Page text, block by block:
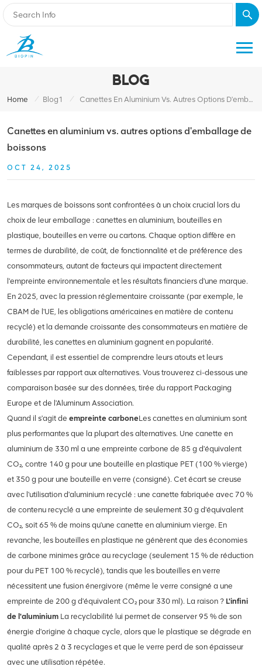
BLOG
Home / Blog1 / Canettes En Aluminium Vs. Autres Options D'emballage De Boissons
Canettes en aluminium vs. autres options d'emballage de
boissons
OCT 24, 2025
Les marques de boissons sont confrontées à un choix crucial lors du
choix de leur emballage : canettes en aluminium, bouteilles en
plastique, bouteilles en verre ou cartons. Chaque option diffère en
termes de durabilité, de coût, de fonctionnalité et de préférence des
consommateurs, autant de facteurs qui impactent directement
l'empreinte environnementale et les résultats financiers d'une marque.
En 2025, avec la pression réglementaire croissante (par exemple, le
CBAM de l'UE, les obligations américaines en matière de contenu
recyclé) et la demande croissante des consommateurs en matière de
durabilité, les canettes en aluminium gagnent en popularité.
Cependant, il est essentiel de comprendre leurs atouts et leurs
faiblesses par rapport aux alternatives. Vous trouverez ci-dessous une
comparaison basée sur des données, tirée du rapport Packaging
Europe et de l'Aluminum Association.
Quand il s'agit de empreinte carboneLes canettes en aluminium sont
plus performantes que la plupart des alternatives. Une canette en
aluminium de 330 ml a une empreinte carbone de 85 g d'équivalent
CO₂, contre 140 g pour une bouteille en plastique PET (100 % vierge)
et 350 g pour une bouteille en verre (consigné). Cet écart se creuse
avec l'utilisation d'aluminium recyclé : une canette fabriquée avec 70 %
de contenu recyclé a une empreinte de seulement 30 g d'équivalent
CO₂, soit 65 % de moins qu'une canette en aluminium vierge. En
revanche, les bouteilles en plastique ne génèrent que des économies
de carbone minimes grâce au recyclage (seulement 15 % de réduction
pour du PET 100 % recyclé), tandis que les bouteilles en verre
nécessitent une fusion énergivore (même le verre consigné a une
empreinte de 200 g d'équivalent CO₂ pour 330 ml). La raison ? L'infini
de l'aluminium La recyclabilité lui permet de conserver 95 % de son
énergie d'origine à chaque cycle, alors que le plastique se dégrade en
qualité après 2 à 3 recyclages et que le verre perd de son épaisseur
avec une utilisation répétée.